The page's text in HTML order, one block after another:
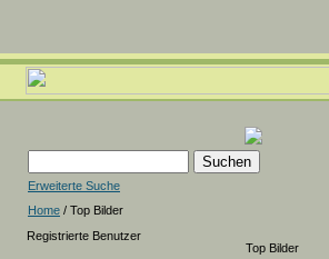
Erweiterte Suche
Home / Top Bilder
Registrierte Benutzer
Top Bilder